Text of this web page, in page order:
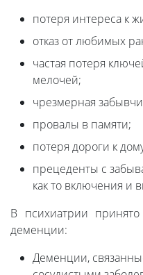
потеря интереса к
отказ от любимых
частая потеря
мелочей;
чрезмерная
провалы в памяти;
потеря дороги к
прецеденты с
как то включения и
В психиатрии
деменции:
Деменции,